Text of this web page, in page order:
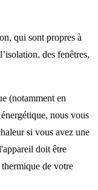
qui sont propres à
des fenêtres,
(notamment en
nous vous
si vous avez une
doit être
de votre